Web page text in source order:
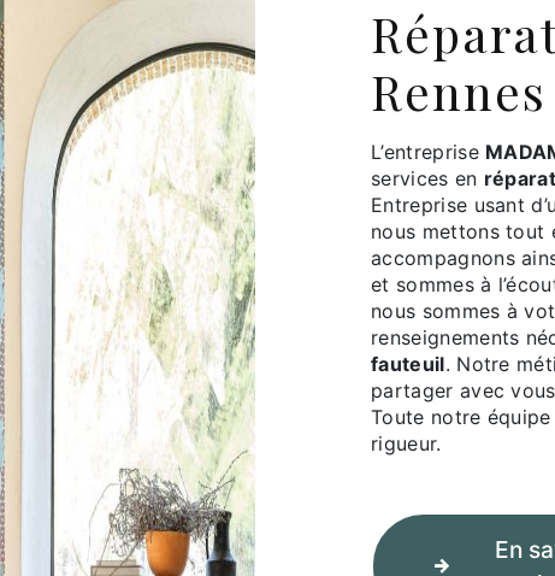
réparation de fauteuil à
Rennes
L’entreprise
services en
Entreprise usant
nous mettons tout
accompagnons
et sommes à
nous sommes à
renseignements
fauteuil. Notre
partager avec
Toute notre
rigueur.
En